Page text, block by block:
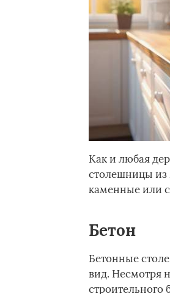
Как и любая
столешницы из
каменные или
Бетон
Бетонные
вид. Несмотря
строительного